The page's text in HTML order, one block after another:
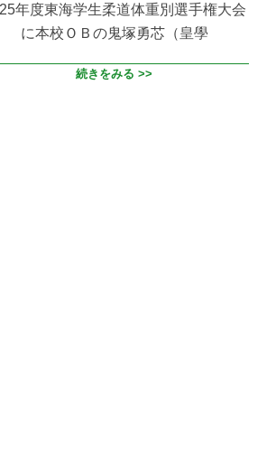
年度東海学生柔道体重別選手権大会
に本校ＯＢの鬼塚勇芯（皇學
続きをみる >>